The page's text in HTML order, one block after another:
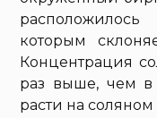
которым
Концентрация
раз выше, чем в
расти на соляном